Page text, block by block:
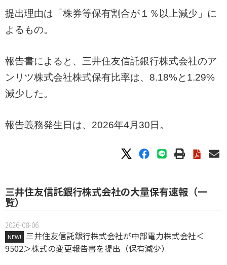
提出理由は「株券等保有割合が１％以上減少」に
よるもの。
報告書によると、三井住友信託銀行株式会社のア
ンリツ株式会社株式保有比率は、8.18%と1.29%
減少した。
報告義務発生日は、2026年4月30日。
三井住友信託銀行株式会社の大量保有速報（一
覧）
2026-08-06
NEW!
三井住友信託銀行株式会社が中部電力株式会社＜
9502＞株式の変更報告書を提出（保有減少）